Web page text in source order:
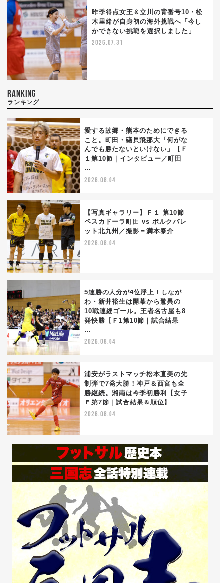
昨季得点女王＆立川の背番号10・松
木里緒が自身初の海外挑戦へ「今し
かできない挑戦を選択しました」
2026.07.31
RANKING
ランキング
愛する故郷・熊本のためにできる
こと。町田・礒貝飛那大「何がな
んでも勝たないといけない」【Ｆ
１第10節｜インタビュー／町田
…
2026.08.04
【写真ギャラリー】Ｆ１ 第10節
ペスカドーラ町田 vs ボルクバレ
ット北九州／撮影＝満本泰介
2026.08.04
5連勝の大分が4位浮上！しなが
わ・新井裕生は開幕から驚異の
10戦連続ゴール。王者名古屋も8
発快勝【Ｆ1第10節｜試合結果
…
2026.08.04
浦安がラストマッチ松本直美の先
制弾で7発大勝！神戸＆西宮も全
勝継続。湘南は今季初勝利【女子
Ｆ第7節｜試合結果＆順位】
2026.08.04